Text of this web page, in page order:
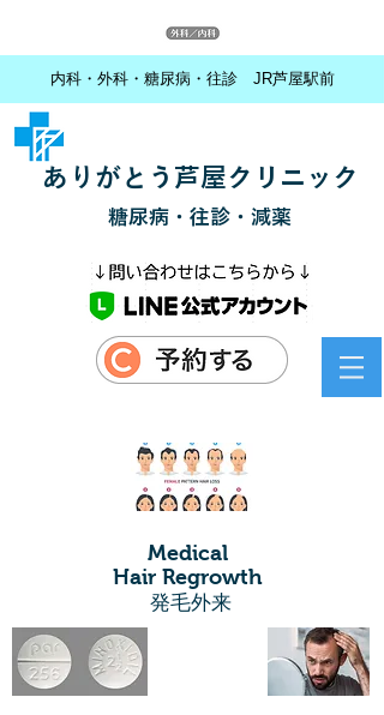
内科・外科・糖尿病・往診 JR芦屋駅前
ありがとう芦屋クリニック
糖尿病・往診・減薬
Medical
Hair Regrowth
発毛外来